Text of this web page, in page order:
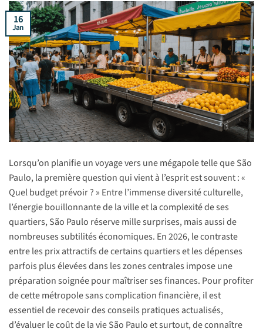
16
Jan
Lorsqu’on planifie un voyage vers une mégapole telle que São
Paulo, la première question qui vient à l’esprit est souvent : «
Quel budget prévoir ? » Entre l’immense diversité culturelle,
l’énergie bouillonnante de la ville et la complexité de ses
quartiers, São Paulo réserve mille surprises, mais aussi de
nombreuses subtilités économiques. En 2026, le contraste
entre les prix attractifs de certains quartiers et les dépenses
parfois plus élevées dans les zones centrales impose une
préparation soignée pour maîtriser ses finances. Pour profiter
de cette métropole sans complication financière, il est
essentiel de recevoir des conseils pratiques actualisés,
d’évaluer le coût de la vie São Paulo et surtout, de connaître